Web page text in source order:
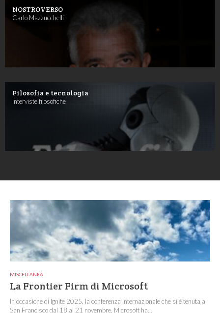
NOSTROVERSO
Carlo Mazzucchelli
Filosofia e tecnologia
Interviste filosofiche
MISCELLANEA
La Frontier Firm di Microsoft
In occasione di Ignite 2025, la conferenza internazionale che si è tenuta a
San Francisco dal 18 al 21 novembre, Microsoft ha...